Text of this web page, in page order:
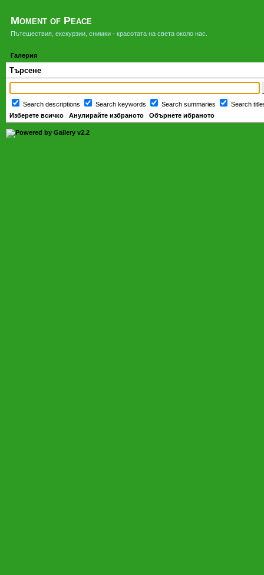
Moment of Peace
Пътешествия, екскурзии, снимки - красотата на света около нас.
Галерия
Търсене
Search descriptions Search keywords Search summaries
Search
Изберете всичко
Анулирайте избраното Обърнете ибраното